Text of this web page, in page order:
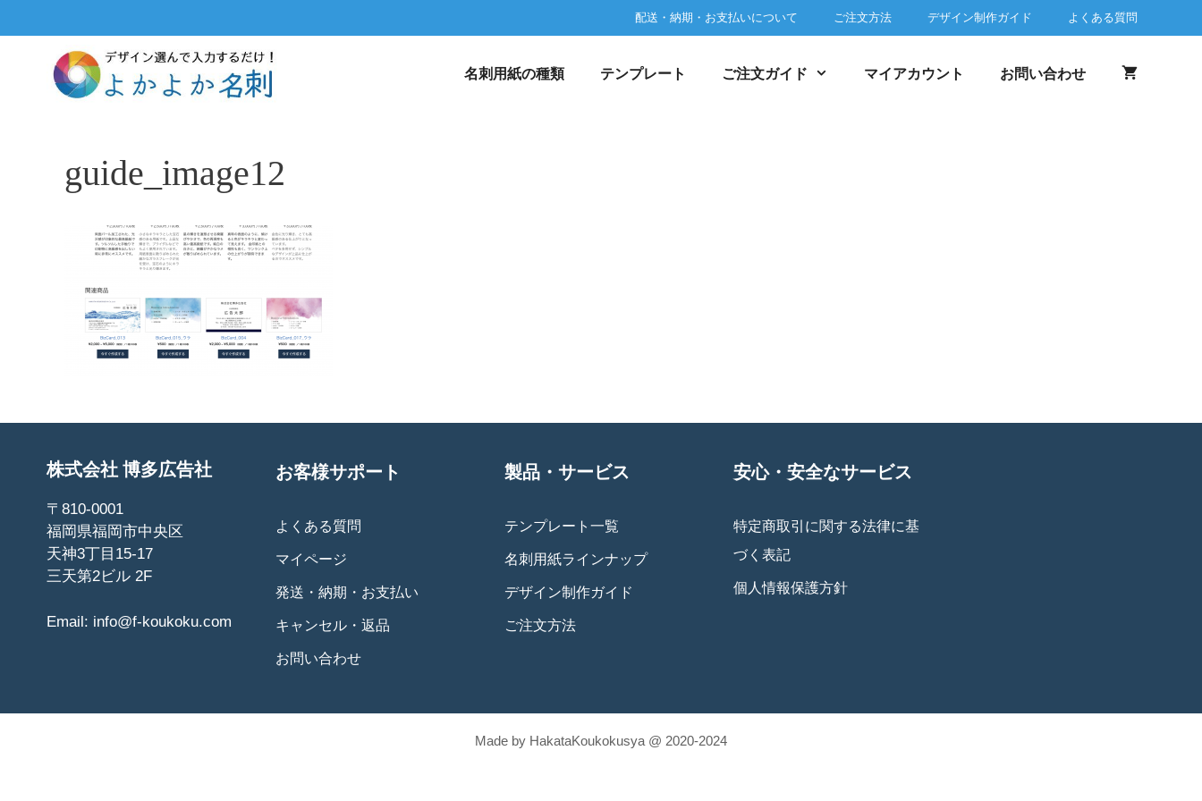
ン
配送・納期・お支払いについて ご注文方法 デザイン制作ガイド よくある質問
名刺用紙の種類 テンプレート ご注文ガイド マイアカウント お問い合わせ
guide_image12
株式会社 博多広告社
〒810-0001
福岡県福岡市中央区
天神3丁目15-17
三天第2ビル 2F
Email: info@f-koukoku.com
お客様サポート
よくある質問
マイページ
発送・納期・お支払い
キャンセル・返品
お問い合わせ
製品・サービス
テンプレート一覧
名刺用紙ラインナップ
デザイン制作ガイド
ご注文方法
安心・安全なサービス
特定商取引に関する法律に基
づく表記
個人情報保護方針
Made by HakataKoukokusya @ 2020-2024